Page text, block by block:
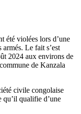
été violées lors d’une
Le fait s’est
2024 aux environs de
de Kanzala
civile congolaise
qu’il qualifie d’une